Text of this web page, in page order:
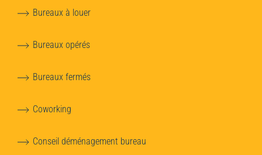
Bureaux à louer
Bureaux opérés
Bureaux fermés
Coworking
Conseil déménagement bureau